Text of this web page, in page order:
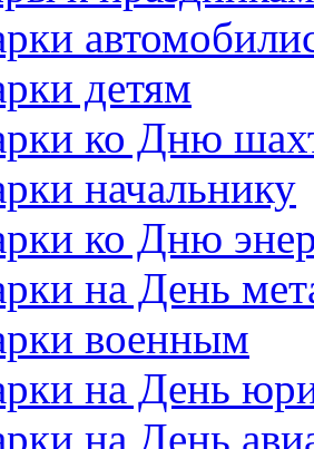
детям
ко Дню
начальнику
ко Дню
на День
военным
на День
на День